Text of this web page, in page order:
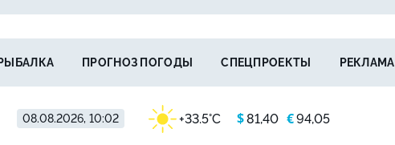
08.08.2026, 10:02 +33.5°C $81,40 €94,05
ПРОГНОЗ ПОГОДЫ СПЕЦПРОЕКТЫ